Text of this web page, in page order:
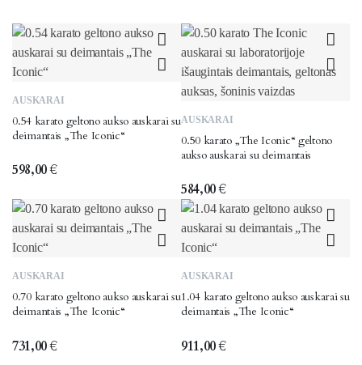
AUSKARAI
0.54 karato geltono aukso auskarai su
deimantais „The Iconic“
598,00€
AUSKARAI
0.50 karato „The Iconic“ geltono
aukso auskarai su deimantais
584,00€
AUSKARAI
0.70 karato geltono aukso auskarai su
deimantais „The Iconic“
731,00€
AUSKARAI
1.04 karato geltono aukso auskarai su
deimantais „The Iconic“
911,00€